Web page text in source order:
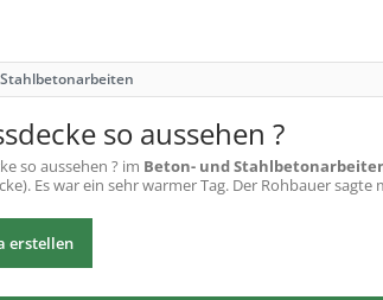
so aussehen ?
so aussehen ? im Beton- und
Es war ein sehr warmer Tag. Der Rohbauer sagte
erstellen